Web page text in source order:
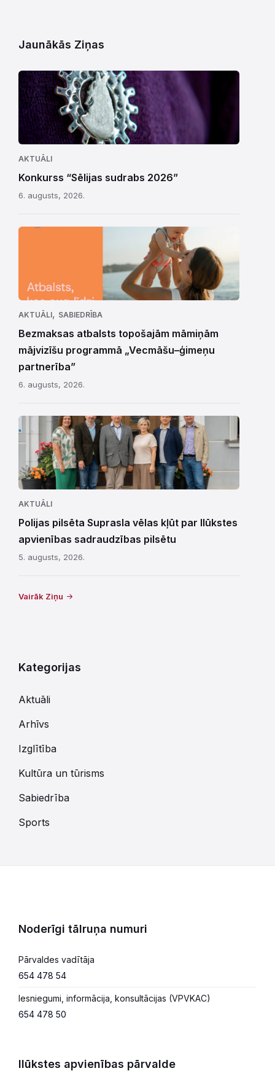
Jaunākās Ziņas
AKTUĀLI
Konkurss “Sēlijas sudrabs 2026”
6. augusts, 2026.
AKTUĀLI, SABIEDRĪBA
Bezmaksas atbalsts topošajām māmiņām
mājvizīšu programmā „Vecmāšu–ģimeņu
partnerība”
6. augusts, 2026.
AKTUĀLI
Polijas pilsēta Suprasla vēlas kļūt par Ilūkstes
apvienības sadraudzības pilsētu
5. augusts, 2026.
Vairāk Ziņu
Kategorijas
Aktuāli
Arhīvs
Izglītība
Kultūra un tūrisms
Sabiedrība
Sports
Noderīgi tālruņa numuri
Pārvaldes vadītāja
654 478 54
Iesniegumi, informācija, konsultācijas (VPVKAC)
654 478 50
Ilūkstes apvienības pārvalde